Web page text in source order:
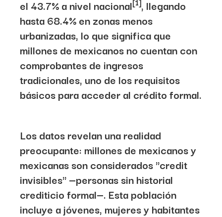
el 43.7% a nivel nacional
, llegando
hasta 68.4% en zonas menos
urbanizadas, lo que significa que
millones de mexicanos no cuentan con
comprobantes de ingresos
tradicionales, uno de los requisitos
básicos para acceder al crédito formal.
Los datos revelan una realidad
preocupante: millones de mexicanos y
mexicanas son considerados"credit
invisibles"—personas sin historial
crediticio formal—. Esta población
incluye a jóvenes, mujeres y habitantes